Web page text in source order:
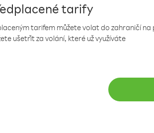
tarify
tarifem můžete volat do zahraničí na
ušetřit za volání, které už využíváte